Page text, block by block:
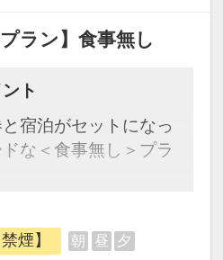
ラン】食事無し
ト
宿泊がセットになっ
な＜食事無し＞プラ
ックパッケージだか
はもちろん周遊旅行
煙】 朝 昼 夕